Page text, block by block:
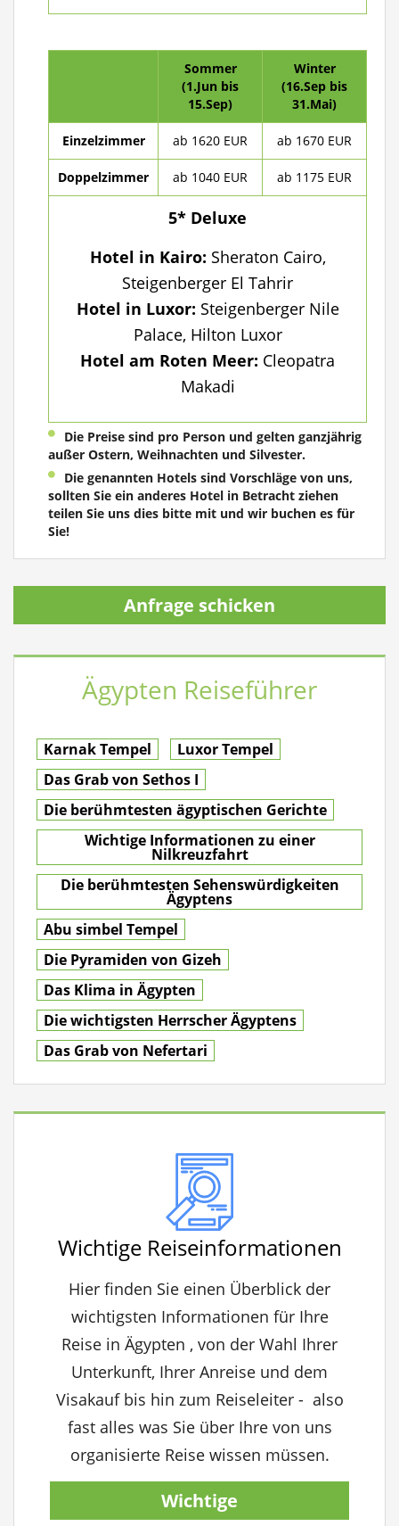
Sommer
(1.Jun bis
15.Sep)
Winter
(16.Sep bis
31.Mai)
Einzelzimmer ab 1620 EUR ab 1670 EUR
Doppelzimmer ab 1040 EUR ab 1175 EUR
5* Deluxe
Hotel in Kairo: Sheraton Cairo,
Steigenberger El Tahrir
Hotel in Luxor: Steigenberger Nile
Palace, Hilton Luxor
Hotel am Roten Meer: Cleopatra
Makadi
Die Preise sind pro Person und gelten ganzjährig
außer Ostern, Weihnachten und Silvester.
Die genannten Hotels sind Vorschläge von uns,
sollten Sie ein anderes Hotel in Betracht ziehen
teilen Sie uns dies bitte mit und wir buchen es für
Sie!
Anfrage schicken
Ägypten Reiseführer
Karnak Tempel
Luxor Tempel
Das Grab von Sethos I
Die berühmtesten ägyptischen Gerichte
Wichtige Informationen zu einer
Nilkreuzfahrt
Die berühmtesten Sehenswürdigkeiten
Ägyptens
Abu simbel Tempel
Die Pyramiden von Gizeh
Das Klima in Ägypten
Die wichtigsten Herrscher Ägyptens
Das Grab von Nefertari
Wichtige Reiseinformationen
Hier finden Sie einen Überblick der
wichtigsten Informationen für Ihre
Reise in Ägypten , von der Wahl Ihrer
Unterkunft, Ihrer Anreise und dem
Visakauf bis hin zum Reiseleiter - also
fast alles was Sie über Ihre von uns
organisierte Reise wissen müssen.
Wichtige